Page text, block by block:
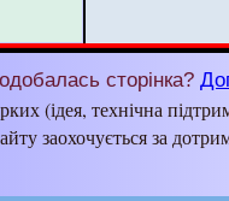
сторінка?
(ідея, технічна
заохочується за